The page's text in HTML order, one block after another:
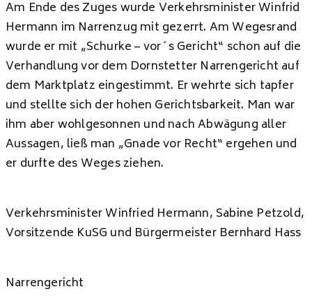
Am Ende des Zuges wurde Verkehrsminister Winfrid
Hermann im Narrenzug mit gezerrt. Am Wegesrand
wurde er mit „Schurke – vor´s Gericht“ schon auf die
Verhandlung vor dem Dornstetter Narrengericht auf
dem Marktplatz eingestimmt. Er wehrte sich tapfer
und stellte sich der hohen Gerichtsbarkeit. Man war
ihm aber wohlgesonnen und nach Abwägung aller
Aussagen, ließ man „Gnade vor Recht“ ergehen und
er durfte des Weges ziehen.
Verkehrsminister Winfried Hermann, Sabine Petzold,
Vorsitzende KuSG und Bürgermeister Bernhard Hass
Narrengericht